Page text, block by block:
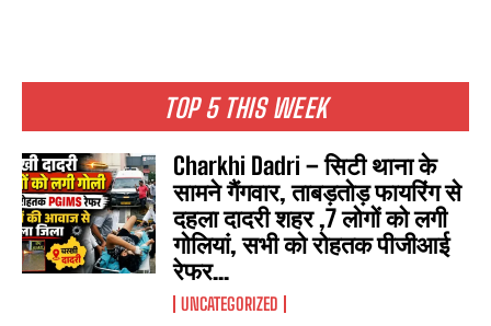
TOP 5 THIS WEEK
Charkhi Dadri – सिटी थाना के
सामने गैंगवार, ताबड़तोड़ फायरिंग से
दहला दादरी शहर ,7 लोगों को लगी
गोलियां, सभी को रोहतक पीजीआई
रेफर...
UNCATEGORIZED